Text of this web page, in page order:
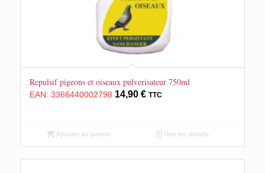
Repulsif pigeons et oiseaux pulverisateur 750ml
EAN: 3366440002798 14,90 € TTC
Ajouter au panier Voir les détails